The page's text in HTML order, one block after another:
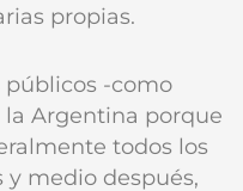
propias.
públicos -como
la Argentina porque
todos los
y medio después,